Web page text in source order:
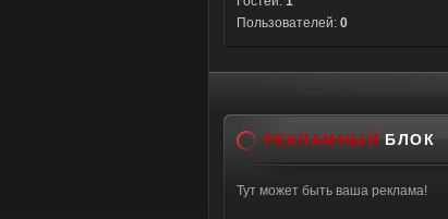
Пользователей: 0
РЕКЛАМНЫЙ БЛОК
Тут может быть ваша реклама!